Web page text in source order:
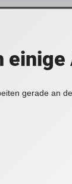
gerade an